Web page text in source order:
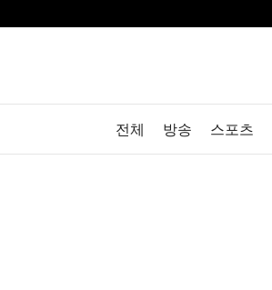
전체 방송 스포츠